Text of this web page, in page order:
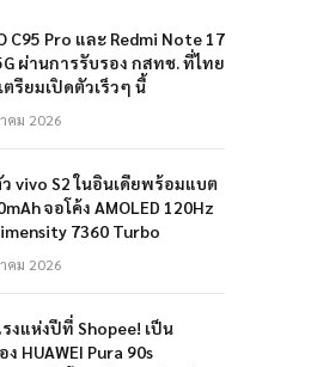
C95 Pro และ Redmi Note 17
ผ่านการรับรอง กสทช. ที่ไทย
ตรียมเปิดตัวเร็วๆ นี้
คม 2026
vivo S2 ในอินเดียพร้อมแบต
จอโค้ง AMOLED 120Hz
7360 Turbo
คม 2026
งแห่งปีที่ Shopee! เป็น
ง HUAWEI Pura 90s